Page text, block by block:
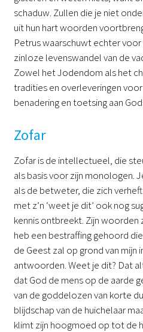
schaduw. Zullen die je niet
uit hun hart woorden
Petrus waarschuwt echter voor
zinloze levenswandel van de
Zowel het Jodendom als het
tradities en overleveringen
benadering en toetsing aan
Zofar
Zofar is de intellectueel, die
als basis voor zijn monologen.
als de betweter, die zich
met z’n ‘weet je dit’ ook nog
kennis ontbreekt. Zijn woorden
heb een bestraffing gehoord
de Geest zal op grond van mijn
antwoorden. Weet je dit? Dat
dat God de mens op de aarde
van de goddelozen van korte
blijdschap van de huichelaar
klimt zijn hoogmoed op tot de